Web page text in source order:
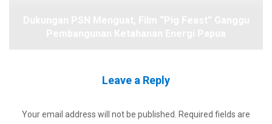
Leave a Reply
Your email address will not be published.
Required fields are